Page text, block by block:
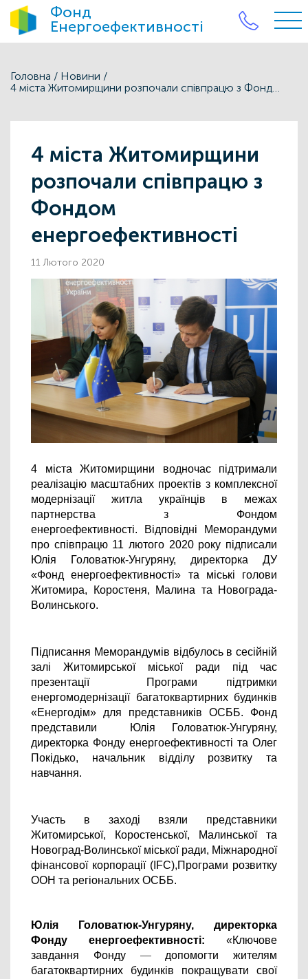
Фонд
Енергоефективності
Головна / Новини /
4 міста Житомирщини розпочали співпрацю з Фондом енергоефективності
4 міста Житомирщини
розпочали співпрацю з
Фондом
енергоефективності
11 Лютого 2020
реалізацію масштабних проектів з комплексної
модернізації житла українців в межах
партнерства з Фондом
енергоефективності.
Відповідні Меморандуми
про співпрацю 11 лютого 2020 року підписали
Юлія Головатюк-Унгуряну, директорка ДУ
«Фонд енергоефективності» та міські голови
Житомира, Коростеня, Малина та Новограда-
Волинського.
Підписання Меморандумів відбулось в сесійній
залі Житомирської міської ради під час
презентації  Програми підтримки
енергомодернізації багатоквартирних будинків
«Енергодім» для представників ОСББ. Фонд
представили  Юлія Головатюк-Унгуряну,
директорка Фонду енергоефективності та Олег
Покідько, начальник відділу розвитку та
навчання.
Участь в заході взяли представники
Житомирської, Коростенської, Малинської та
Новоград-Волинської міської ради, Міжнародної
фінансової корпорації (IFC),Програми розвитку
ООН та регіональних ОСББ.
Юлія Головатюк-Унгуряну, директорка
Фонду енергоефективності: «Ключове
завдання Фонду — допомогти жителям
багатоквартирних будинків покращувати свої